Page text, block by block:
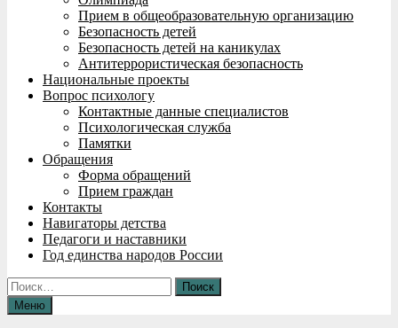
Прием в общеобразовательную организацию
Безопасность детей
Безопасность детей на каникулах
Антитеррористическая безопасность
Национальные проекты
Вопрос психологу
Контактные данные специалистов
Психологическая служба
Памятки
Обращения
Форма обращений
Прием граждан
Контакты
Навигаторы детства
Педагоги и наставники
Год единства народов России
Найти:
Меню